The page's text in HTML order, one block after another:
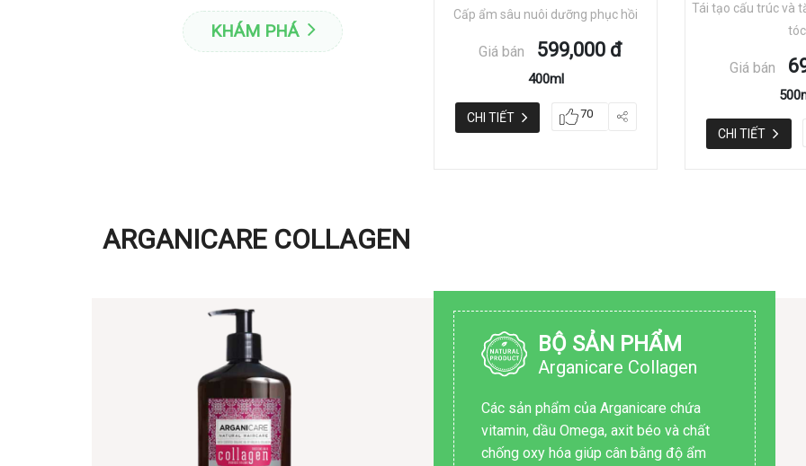
KHÁM PHÁ
Cấp ẩm sâu nuôi dưỡng phục hồi
Giá bán 599,000 đ
400ml
CHI TIẾT 70
Tái tạo cấu trúc và
tóc
Giá bán
CHI TIẾT
ARGANICARE COLLAGEN
BỘ SẢN PHẨM
Arganicare Collagen
Các sản phẩm của Arganicare chứa
vitamin, dầu Omega, axit béo và chất
chống oxy hóa giúp cân bằng độ ẩm